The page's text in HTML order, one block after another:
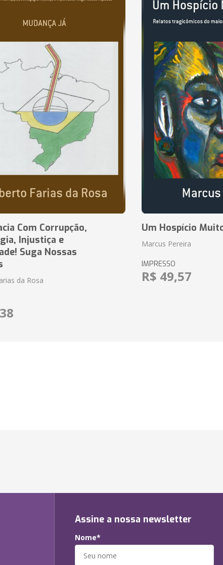
Com Corrupção,
Injustiça e
Suga Nossas
da Rosa
Um Hospício
Marcus Pereira
IMPRESSO
R$ 49,57
Assine a nossa newsletter
Nome*